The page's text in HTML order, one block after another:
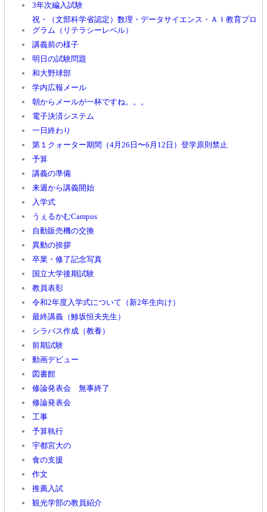
3年次編入試験
祝・（文部科学省認定）数理・データサイエンス・ＡＩ教育プロ
グラム（リテラシーレベル）
講義前の様子
明日の試験問題
和大野球部
学内広報メール
朝からメールが一杯ですね。。。
電子決済システム
一日終わり
第１クォーター期間（4月26日〜6月12日）登学原則禁止
予算
講義の準備
来週から講義開始
入学式
うぇるかむCampus
自動販売機の交換
異動の挨拶
卒業・修了記念写真
国立大学後期試験
教員表彰
令和2年度入学式について（新2年生向け）
最終講義（鯵坂恒夫先生）
シラバス作成（教養）
前期試験
動画デビュー
図書館
修論発表会 無事終了
修論発表会
工事
予算執行
宇都宮大の
食の支援
作文
推薦入試
観光学部の教員紹介